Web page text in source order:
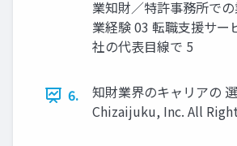
業知財／特許事務所で
業経験 03 転職支援サー
社の代表目線で 5
6.
知財業界のキャリアの
Chizaijuku, Inc. All